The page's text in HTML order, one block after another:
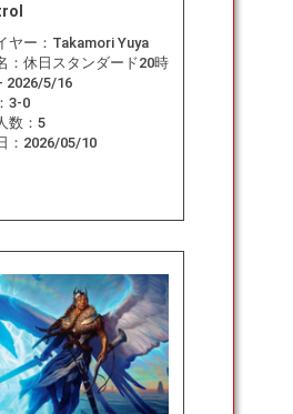
ヤー： Takamori Yuya
： 休日スタンダード20時
2026/5/16
3-0
数： 5
： 2026/05/10